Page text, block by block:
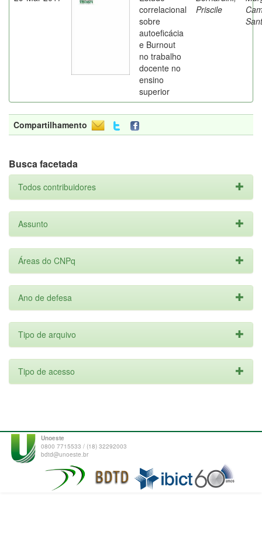
correlacional
sobre
autoeficácia
e Burnout
no trabalho
docente no
ensino
superior
Priscile
Compartilhamento
Busca facetada
Todos contribuidores
Assunto
Áreas do CNPq
Ano de defesa
Tipo de arquivo
Tipo de acesso
Unoeste
0800 7715533 / (18) 32292003
bdtd@unoeste.br